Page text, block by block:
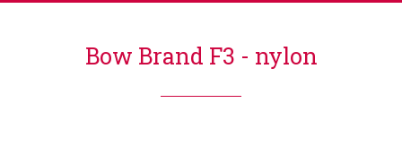
Bow Brand F3 - nylon